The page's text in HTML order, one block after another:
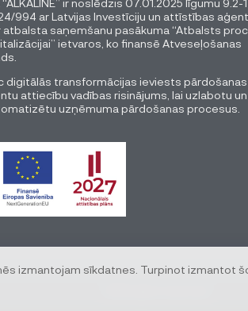
izmantojam sīkdatnes. Turpinot izmantot
994 ar Latvijas Investīciju un attīstības
atbalsta saņemšanu pasākuma “Atbalsts
ietvaros, ko finansē Atveseļošanas
digitālās transformācijas ieviests pārdošanas
attiecību vadības risinājums, lai uzlabotu un
uzņēmuma pārdošanas procesus.